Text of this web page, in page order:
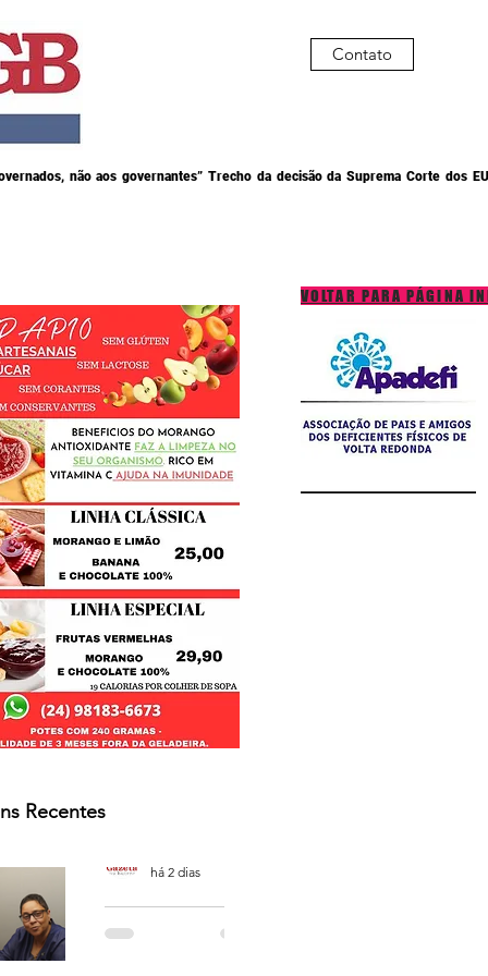
não aos governantes” Trecho da decisão da Suprema Corte dos
Contato
VOLTAR PARA PÁGINA
Recentes
PODCAST
'CAFÉ
há 2 dias